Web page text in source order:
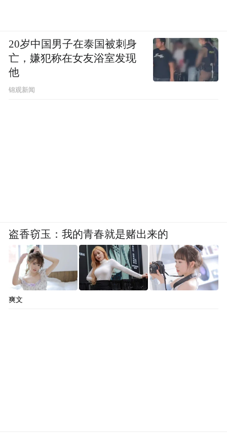
20岁中国男子在泰国被刺身
亡，嫌犯称在女友浴室发现
他
锦观新闻
盗香窃玉：我的青春就是赌出来的
爽文